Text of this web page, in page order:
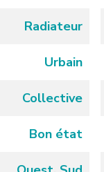
Radiateur
Urbain
Collective
Bon état